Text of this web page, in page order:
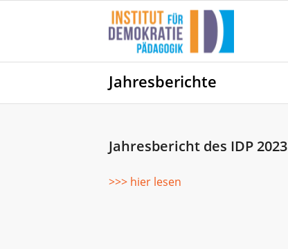
Jahresberichte
Jahresbericht des IDP 2023
>>> hier lesen